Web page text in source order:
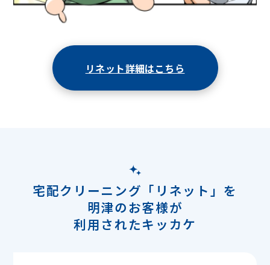
リネット詳細はこちら
宅配クリーニング「リネット」を
明津のお客様が
利用されたキッカケ